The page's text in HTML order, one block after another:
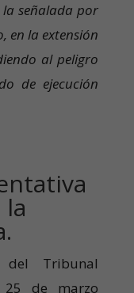
señalada por
en la extensión
al peligro
de ejecución
Tribunal
25 de marzo